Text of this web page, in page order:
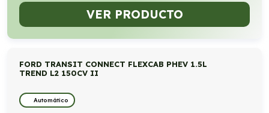
VER PRODUCTO
FORD TRANSIT CONNECT FLEXCAB PHEV 1.5L
TREND L2 150CV II
Automático